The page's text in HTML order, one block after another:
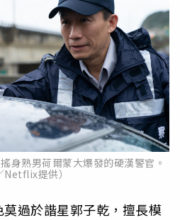
身熟男荷爾蒙大爆發的硬漢警官。
Netflix提供）
過於諧星郭子乾，擅長模